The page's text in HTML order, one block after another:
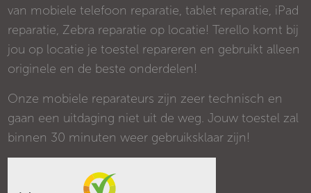
van mobiele telefoon reparatie, tablet reparatie, iPad
reparatie, Zebra reparatie op locatie! Terello komt bij
jou op locatie je toestel repareren en gebruikt alleen
originele en de beste onderdelen!
Onze mobiele reparateurs zijn zeer technisch en
gaan een uitdaging niet uit de weg. Jouw toestel zal
binnen 30 minuten weer gebruiksklaar zijn!